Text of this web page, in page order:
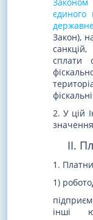
єдиного
Закон),
сплати
2. У цій
II.
1.
1)
інші